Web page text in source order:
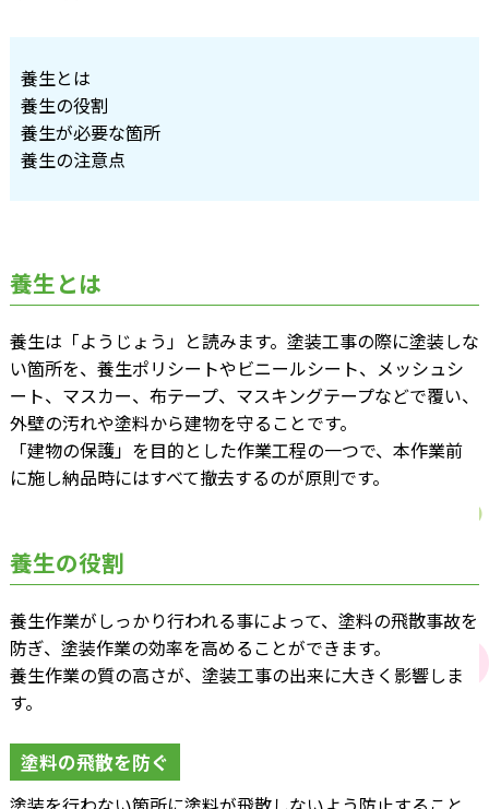
養生とは
養生の役割
養生が必要な箇所
養生の注意点
養生とは
養生は「ようじょう」と読みます。塗装工事の際に塗装しな
い箇所を、養生ポリシートやビニールシート、メッシュシ
ート、マスカー、布テープ、マスキングテープなどで覆い、
外壁の汚れや塗料から建物を守ることです。
「建物の保護」を目的とした作業工程の一つで、本作業前
に施し納品時にはすべて撤去するのが原則です。
養生の役割
養生作業がしっかり行われる事によって、塗料の飛散事故を
防ぎ、塗装作業の効率を高めることができます。
養生作業の質の高さが、塗装工事の出来に大きく影響しま
す。
塗料の飛散を防ぐ